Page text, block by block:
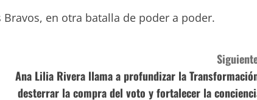
en otra batalla de poder a poder.
Ana Lilia Rivera llama a profundizar la
desterrar la compra del voto y fortalecer la